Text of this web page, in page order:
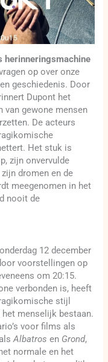
herinneringsmachine
op over onze
geschiedenis. Door
Dupont het
van gewone mensen
De acteurs
Het stuk is
zijn onvervulde
dromen en de
meegenomen in het
nooit de
12 december
voorstellingen op
om 20:15.
verbonden is, heeft
stijl
het menselijk bestaan.
voor films als
Albatros en Grond,
normale en het